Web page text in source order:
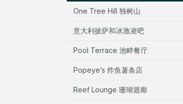
One Tree Hill 独树山
意大利披萨和冰激凌吧
Pool Terrace 池畔餐厅
Popeye’s 炸鱼薯条店
Reef Lounge 珊瑚迴廊